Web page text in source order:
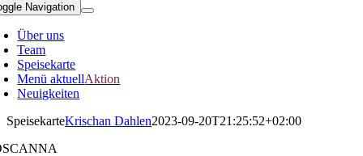
Navigation
Über uns
Team
Speisekarte
Menü aktuellAktion
Neuigkeiten
SpeisekarteKrischan Dahlen2023-09-20T21:25:52+02:00